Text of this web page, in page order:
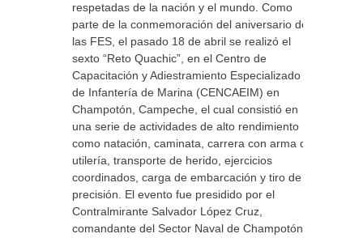
respetadas de la nación y el mundo. Como
parte de la conmemoración del aniversario de
las FES, el pasado 18 de abril se realizó el
sexto “Reto Quachic”, en el Centro de
Capacitación y Adiestramiento Especializado
de Infantería de Marina (CENCAEIM) en
Champotón, Campeche, el cual consistió en
una serie de actividades de alto rendimiento
como natación, caminata, carrera con arma de
utilería, transporte de herido, ejercicios
coordinados, carga de embarcación y tiro de
precisión. El evento fue presidido por el
Contralmirante Salvador López Cruz,
comandante del Sector Naval de Champotón,